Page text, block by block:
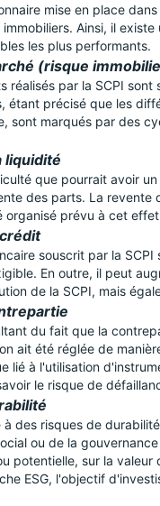
mise en place
Ainsi, il
les plus performants.
(risque
réalisés par la SCPI
étant précisé que les
sont marqués par des
liquidité
que pourrait avoir
des parts. La
organisé prévu à cet
souscrit par la
En outre, il peut
de la SCPI, mais
du fait que la
ait été réglée de
lié à l'utilisation
le risque de
à des risques de
ou de la
potentielle, sur la
ESG, l'objectif